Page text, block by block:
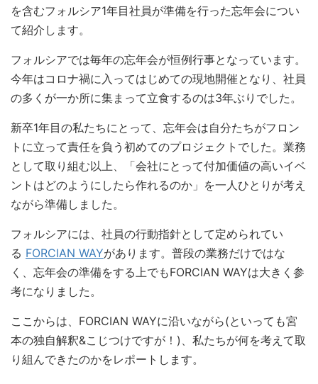
を含むフォルシア1年目社員が準備を行った忘年会につい
て紹介します。
フォルシアでは毎年の忘年会が恒例行事となっています。
今年はコロナ禍に入ってはじめての現地開催となり、社員
の多くが一か所に集まって立食するのは3年ぶりでした。
新卒1年目の私たちにとって、忘年会は自分たちがフロン
トに立って責任を負う初めてのプロジェクトでした。業務
として取り組む以上、「会社にとって付加価値の高いイベ
ントはどのようにしたら作れるのか」を一人ひとりが考え
ながら準備しました。
フォルシアには、社員の行動指針として定められてい
る FORCIAN WAYがあります。普段の業務だけではな
く、忘年会の準備をする上でもFORCIAN WAYは大きく参
考になりました。
ここからは、FORCIAN WAYに沿いながら(といっても宮
本の独自解釈&こじつけですが！)、私たちが何を考えて取
り組んできたのかをレポートします。